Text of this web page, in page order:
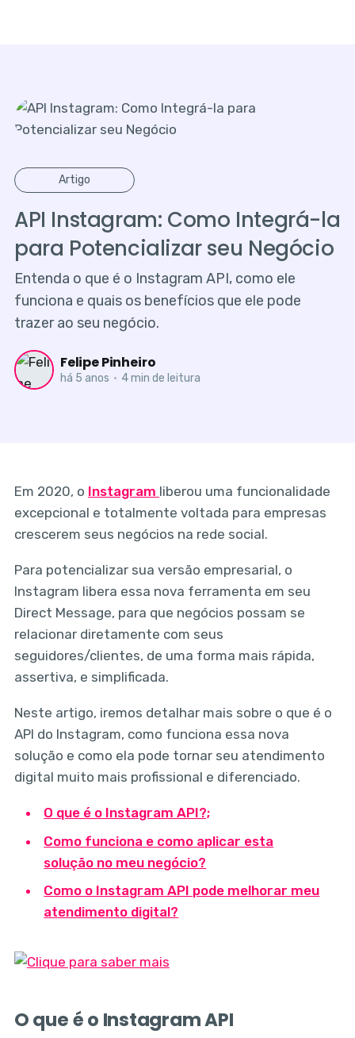
Artigo
API Instagram: Como Integrá-la
para Potencializar seu Negócio
Entenda o que é o Instagram API, como ele
funciona e quais os benefícios que ele pode
trazer ao seu negócio.
Felipe Pinheiro
há 5 anos • 4 min de leitura
Em 2020, o Instagram liberou uma funcionalidade
excepcional e totalmente voltada para empresas
crescerem seus negócios na rede social.
Para potencializar sua versão empresarial, o
Instagram libera essa nova ferramenta em seu
Direct Message, para que negócios possam se
relacionar diretamente com seus
seguidores/clientes, de uma forma mais rápida,
assertiva, e simplificada.
Neste artigo, iremos detalhar mais sobre o que é o
API do Instagram, como funciona essa nova
solução e como ela pode tornar seu atendimento
digital muito mais profissional e diferenciado.
O que é o Instagram API?;
Como funciona e como aplicar esta
solução no meu negócio?
Como o Instagram API pode melhorar meu
atendimento digital?
O que é o Instagram API